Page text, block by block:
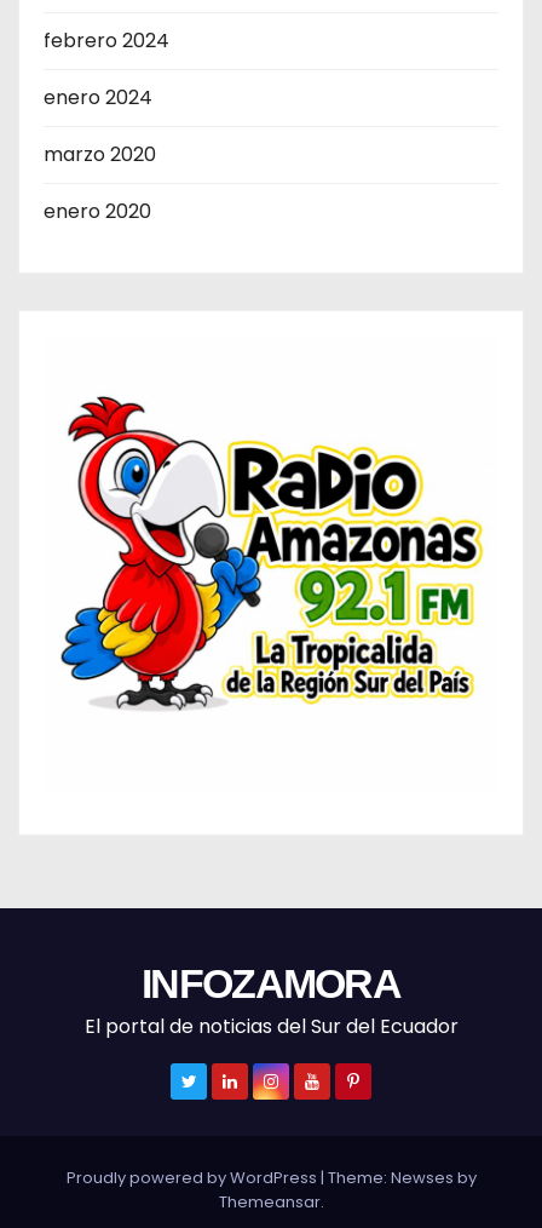
febrero 2024
enero 2024
marzo 2020
enero 2020
INFOZAMORA
El portal de noticias del Sur del Ecuador
Proudly powered by WordPress | Theme: Newses by
Themeansar.